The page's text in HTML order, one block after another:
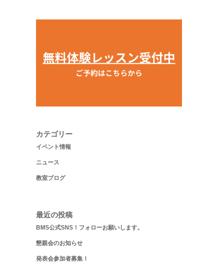
カテゴリー
イベント情報
ニュース
教室ブログ
最近の投稿
BMS公式SNS！フォローお願いします。
懇親会のお知らせ
発表会参加者募集！